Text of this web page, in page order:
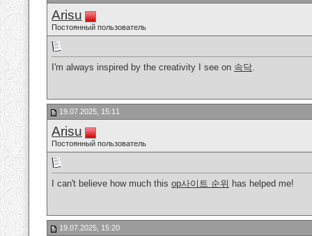
Arisu
Постоянный пользователь
I'm always inspired by the creativity I see on 속닥.
19.07.2025, 15:11
Arisu
Постоянный пользователь
I can't believe how much this op사이트 순위 has helped me!
19.07.2025, 15:20